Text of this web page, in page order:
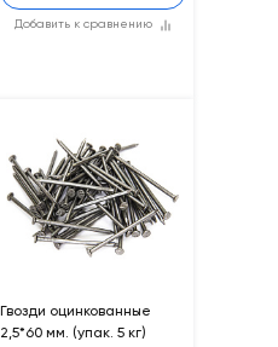
Добавить к сравнению
Гвозди оцинкованные
2,5*60 мм. (упак. 5 кг)